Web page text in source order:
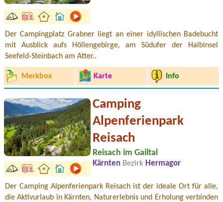
Der Campingplatz Grabner liegt an einer idyllischen Badebucht
mit Ausblick aufs Höllengebirge, am Südufer der Halbinsel
Seefeld-Steinbach am Atter..
Merkbox Karte Info
Camping
Alpenferienpark
Reisach
Reisach im Gailtal
Kärnten Bezirk Hermagor
Der Camping Alpenferienpark Reisach ist der ideale Ort für alle,
die Aktivurlaub in Kärnten, Naturerlebnis und Erholung verbinden